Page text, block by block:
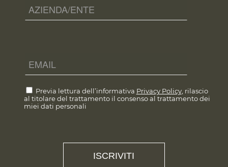
Previa lettura dell’informativa Privacy Policy, rilascio
al titolare del trattamento il consenso al trattamento dei
miei dati personali